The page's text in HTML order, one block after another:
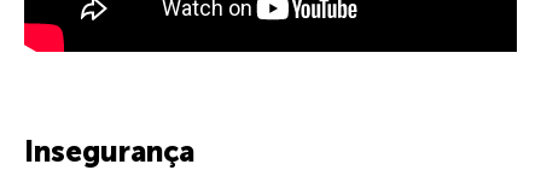
Insegurança